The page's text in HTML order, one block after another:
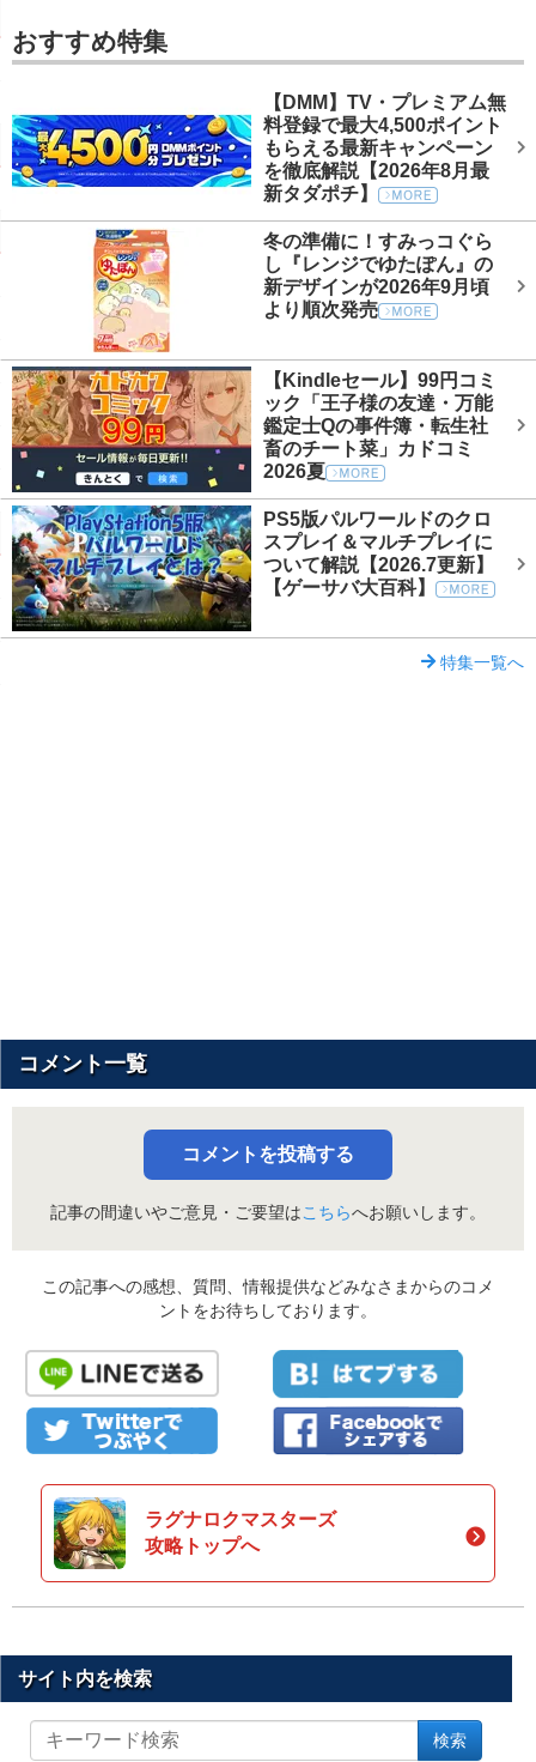
おすすめ特集
【DMM】TV・プレミアム無
料登録で最大4,500ポイント
もらえる最新キャンペーン
を徹底解説【2026年8月最
新タダポチ】
冬の準備に！すみっコぐら
し『レンジでゆたぽん』の
新デザインが2026年9月頃
より順次発売
【Kindleセール】99円コミ
ック「王子様の友達・万能
鑑定士Qの事件簿・転生社
畜のチート菜」カドコミ
2026夏
PS5版パルワールドのクロ
スプレイ＆マルチプレイに
ついて解説【2026.7更新】
【ゲーサバ大百科】
特集一覧へ
コメント一覧
コメントを投稿する
記事の間違いやご意見・ご要望はこちらへお願いします。
この記事への感想、質問、情報提供などみなさまからのコメ
ントをお待ちしております。
ラグナロクマスターズ
攻略トップへ
サイト内を検索
イ
検索